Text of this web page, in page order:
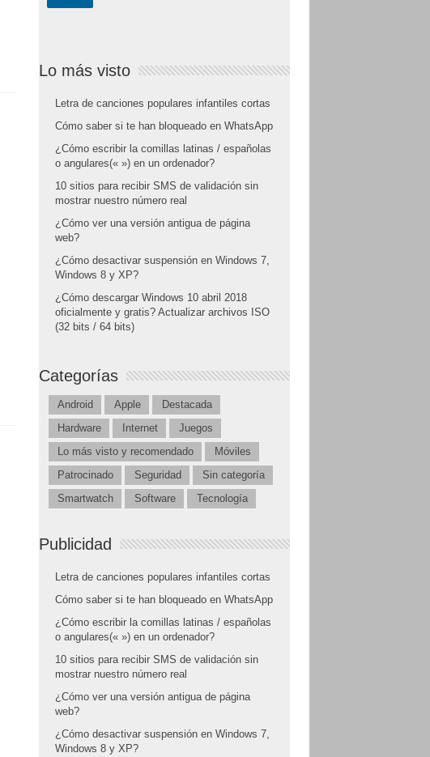
Lo más visto
Letra de canciones populares infantiles cortas
Cómo saber si te han bloqueado en WhatsApp
¿Cómo escribir la comillas latinas / españolas
o angulares(« ») en un ordenador?
10 sitios para recibir SMS de validación sin
mostrar nuestro número real
¿Cómo ver una versión antigua de página
web?
¿Cómo desactivar suspensión en Windows 7,
Windows 8 y XP?
¿Cómo descargar Windows 10 abril 2018
oficialmente y gratis? Actualizar archivos ISO
(32 bits / 64 bits)
Categorías
Android Apple
Destacada
Hardware
Internet
Juegos
Lo más visto y recomendado
Móviles
Patrocinado
Seguridad
Sin categoría
Smartwatch
Software Tecnología
Publicidad
Letra de canciones populares infantiles cortas
Cómo saber si te han bloqueado en WhatsApp
¿Cómo escribir la comillas latinas / españolas
o angulares(« ») en un ordenador?
10 sitios para recibir SMS de validación sin
mostrar nuestro número real
¿Cómo ver una versión antigua de página
web?
¿Cómo desactivar suspensión en Windows 7,
Windows 8 y XP?